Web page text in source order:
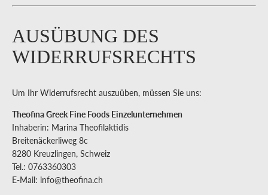
AUSÜBUNG DES
WIDERRUFSRECHTS
Um Ihr Widerrufsrecht auszuüben, müssen Sie uns:
Theofina Greek Fine Foods Einzelunternehmen
Inhaberin: Marina Theofilaktidis
Breitenäckerliweg 8c
8280 Kreuzlingen, Schweiz
Tel.: 0763360303
E-Mail: info@theofina.ch